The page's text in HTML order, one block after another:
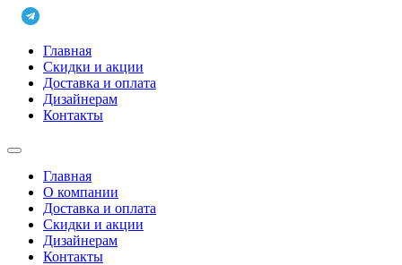
Главная
Скидки и акции
Доставка и оплата
Дизайнерам
Контакты
Главная
О компании
Доставка и оплата
Скидки и акции
Дизайнерам
Контакты